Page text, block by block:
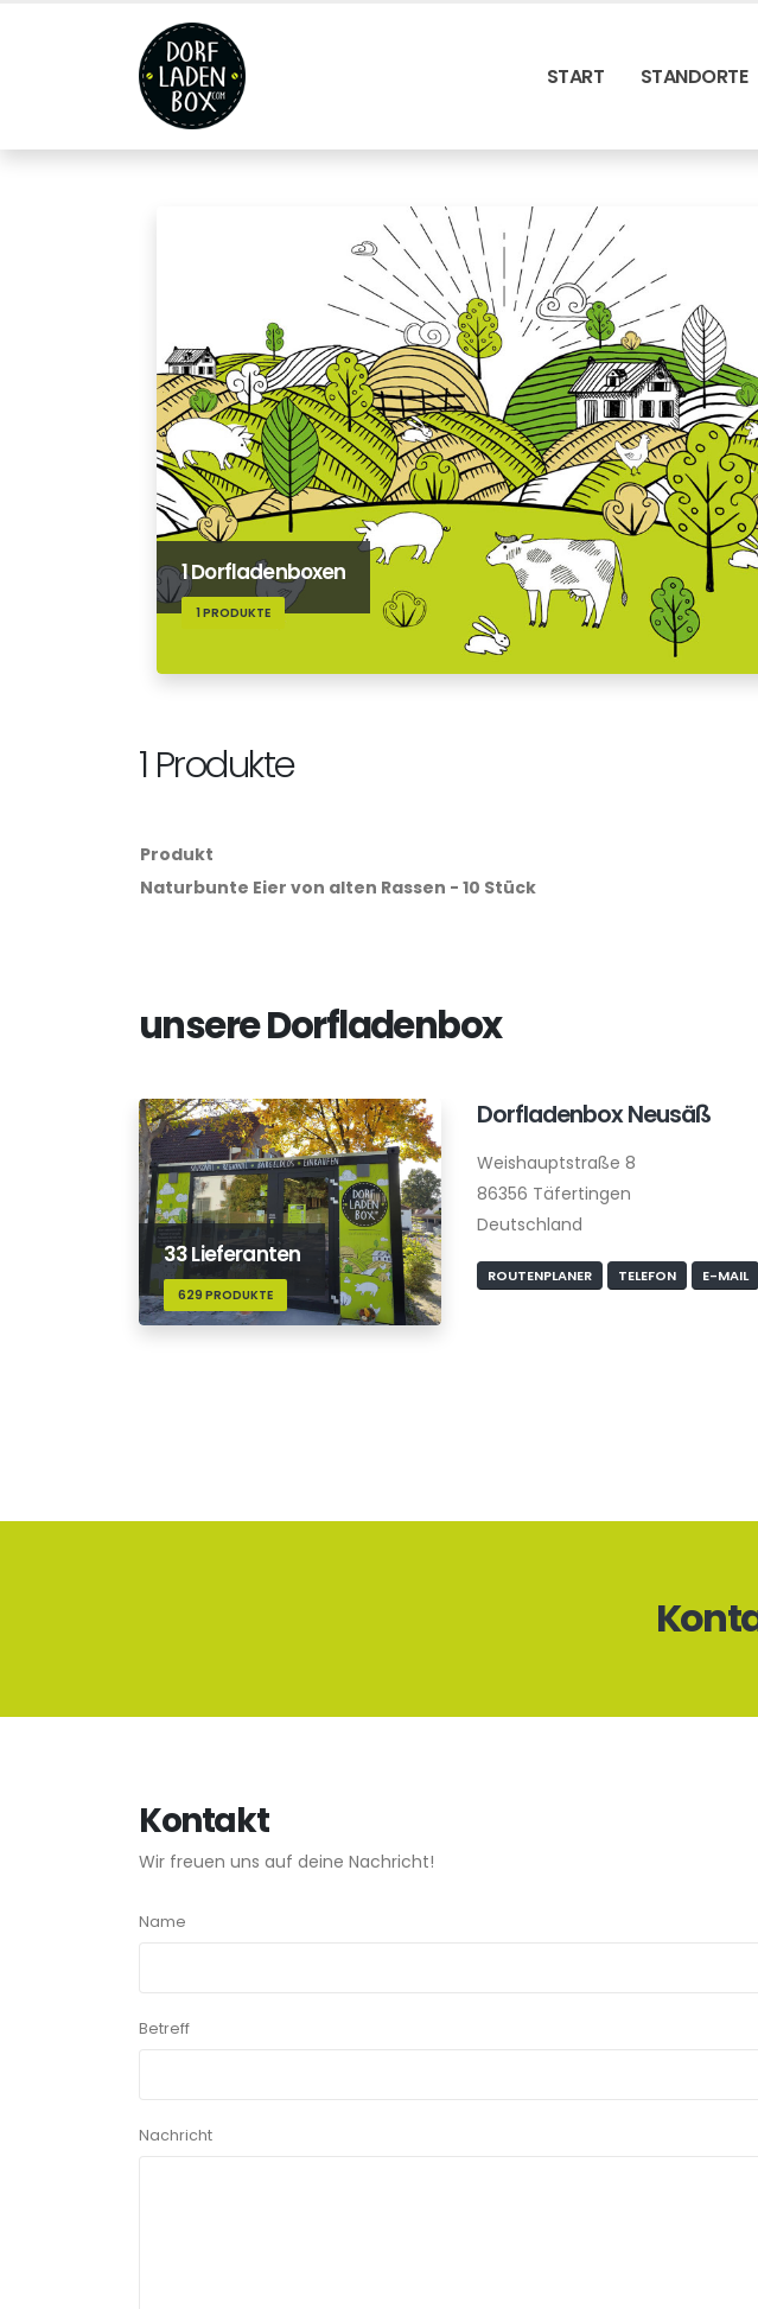
START STANDORTE
1 Dorfladenboxen
1 PRODUKTE
1 Produkte
Produkt
Naturbunte Eier von alten Rassen - 10 Stück
unsere Dorfladenbox
33 Lieferanten
629 PRODUKTE
Dorfladenbox Neusäß
Weishauptstraße 8
86356 Täfertingen
Deutschland
ROUTENPLANER TELEFON E-MAIL
Kontakt
Wir freuen uns auf deine Nachricht!
Name
Betreff
Nachricht